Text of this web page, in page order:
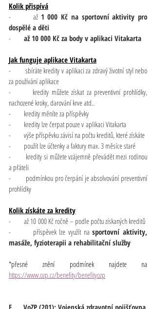
Kolik přispívá
-       až 1 000 Kč na sportovní aktivity pro
dospělé a děti
- až 10 000 Kč za body v aplikaci Vitakarta
Jak funguje aplikace Vitakarta
-       sbíráte kredity v aplikaci za zdravý životní styl nebo
za používání aplikace
-       kredity můžete získat za preventivní prohlídky,
nachozené kroky, darování krve atd..
-       kredity měníte za příspěvky
-       kredity lze čerpat pouze v aplikaci Vitakarta
-       výše příspěvku závisí na počtu kreditů, které získáte
-       použít lze účtenky a faktury max. 3 měsíce staré
-       kredity si můžete vzájemně převádět mezi rodinou
a přáteli
-       podmínkou pro čerpání je absolvování preventivní
prohlídky
Kolik získáte za kredity
-       až 10 000 Kč ročně – podle počtu získaných kreditů
-       příspěvek lze využít na sportovní aktivity,
masáže, fyzioterapii a rehabilitační služby
https://www.ozp.cz/benefity/benefityozp
E.     VoZP (201): Vojenská zdravotní pojišťovna